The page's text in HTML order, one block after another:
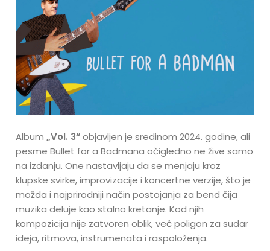
Album„Vol. 3“objavljen je sredinom 2024. godine, ali
pesme Bullet for a Badmana očigledno ne žive samo
na izdanju. One nastavljaju da se menjaju kroz
klupske svirke, improvizacije i koncertne verzije, što je
možda i najprirodniji način postojanja za bend čija
muzika deluje kao stalno kretanje. Kod njih
kompozicija nije zatvoren oblik, već poligon za sudar
ideja, ritmova, instrumenata i raspoloženja.